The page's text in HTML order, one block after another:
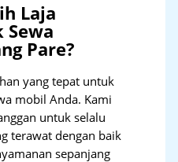
Laja
Pare?
yang tepat untuk
mobil Anda. Kami
untuk selalu
terawat dengan baik
sepanjang